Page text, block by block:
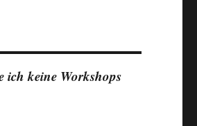
ich keine Workshops